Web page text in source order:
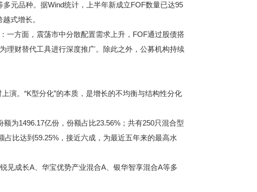
元品种。据Wind统计，上半年新成立FOF数量已达95
式增长。
方面，震荡市中分散配置需求上升，FOF通过股债搭
理财替代工具进行深度推广。除此之外，公募机构持续
。“K型分化”的本质，是增长的不均衡与结构性分化
为1496.17亿份，份额占比23.56%；共有250只混合型
比达到59.25%，接近六成，为最近五年来的最高水
成长A、华宝优势产业混合A、银华智享混合A等多